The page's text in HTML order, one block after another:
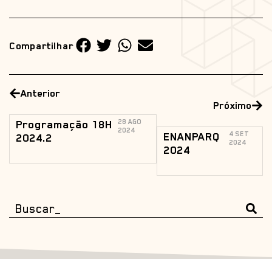
Compartilhar
Anterior
Programação 18H
2024.2
28 AGO
2024
Próximo
ENANPARQ
2024
4 SET
2024